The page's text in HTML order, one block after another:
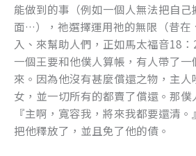
能做到的事（例如一個人無法把自己
面…），祂選擇運用祂的無限（昔在
入、來幫助人們，正如馬太福音18
一個王要和他僕人算帳，有人帶了一
來。因為他沒有甚麼償還之物，主
女，並一切所有的都賣了償還。那僕
『主啊，寬容我，將來我都要還清。
把他釋放了，並且免了他的債。